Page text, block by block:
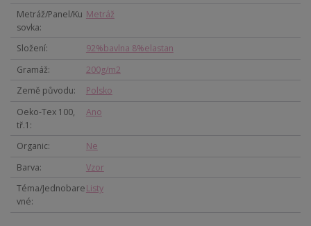
Metráž/Panel/Ku
sovka
Metráž
Složení
92%bavlna 8%elastan
Gramáž
200g/m2
Země původu
Polsko
Oeko-Tex 100,
tř.1
Ano
Organic
Ne
Barva
Vzor
Téma/Jednobare
vné
Listy